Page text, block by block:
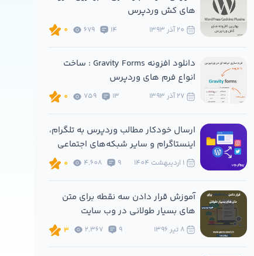
های کش وردپرس
14
679
0
دانلود افزونه Gravity Forms : ساخت
انواع فرم های وردپرس
13
759
0
ارسال خودکار مطالب وردپرس به تلگرام،
اینستاگرام و سایر شبکه‌های اجتماعی
9
4,608
0
آموزش قرار دادن سه نقطه برای متن
های بسیار طولانی در وب سایت
9
2,367
3